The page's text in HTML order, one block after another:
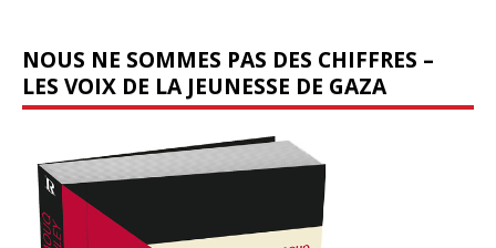
NOUS NE SOMMES PAS DES CHIFFRES –
LES VOIX DE LA JEUNESSE DE GAZA